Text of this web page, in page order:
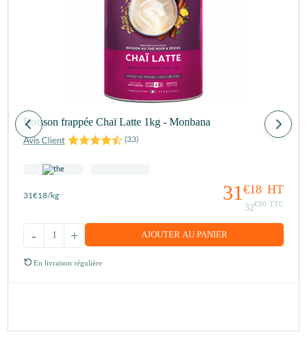
Boisson frappée Chaï Latte 1kg - Monbana
(33)
31 €18 HT
32€90 TTC
31 €18/kg
+
- AJOUTER AU PANIER
En livraison régulière